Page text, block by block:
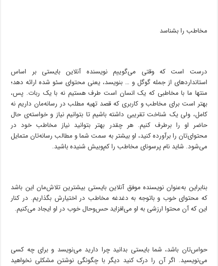
مخاطب را بشناسد
درست است که وقتی می‌گوییم نویسنده آنلاین بایستی بر اساس
استانداردهای از جمله گوگل و … بنویسد، یعنی محتوای سئو شده ارائه دهد؛
منتها ما با مخاطبی که یک انسان است طرف هستیم نه با یک ربات. پس،
بهتر است برای مخاطب و کاربری که قصد تهیه مطلب در رسانه‌مان داریم نه
کامل، ولی یک شناخت تقریبی داشته باشیم تا بتوانیم نیاز و خواسته‌‌‌ی حال
حاضر او را برطرف کنیم. هر چقدر بهتر بتوانید نیاز مخاطب خود در
محتوای‌تان را برآورده کنید، او بیشتر به سمت شما و مطالب رسانه‌تان متمایل
می‌شود. شاید نام پرسونای مخاطب را کم‌و‌بیش شنیده باشید.
بنابراین به‌عنوان نویسنده موفق آنلاین بایستی بیشترین تلاش‌مان این باشد
که محتوای خوب و باتوجه ‌به دغدغه مخاطب در اختیارش بگذاریم. در کنار
این که آن محتوا ارزشی به او می‌افزاید حس‌وحال خوب در او ایجاد می‌کنیم.
حواس‌تان باشد، شما بایستی بدانید چرا دارید می‌نویسد و برای چه کسی
می‌نویسید. اگر آن را درک کنید دیگر با چگونگی نوشتن مشکلی نخواهید